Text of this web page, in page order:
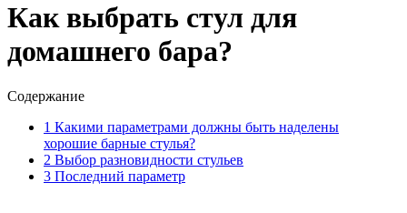
Как выбрать стул для
домашнего бара?
Содержание
1 Какими параметрами должны быть наделены
хорошие барные стулья?
2 Выбор разновидности стульев
3 Последний параметр